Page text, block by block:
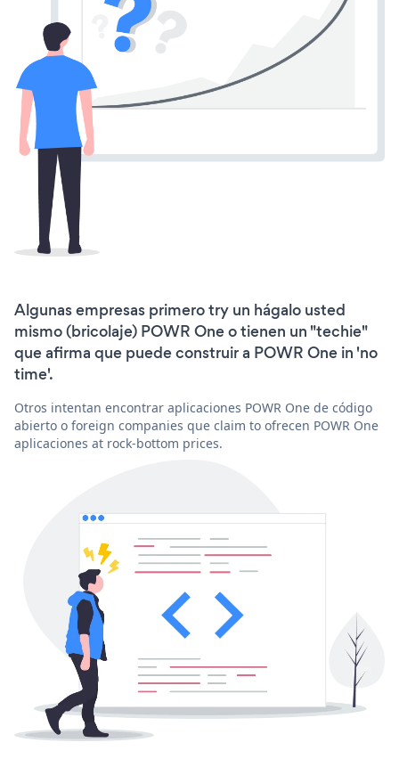
Algunas empresas primero try un hágalo usted
mismo (bricolaje) POWR One o tienen un "techie"
que afirma que puede construir a POWR One in 'no
time'.
Otros intentan encontrar aplicaciones POWR One de código
abierto o foreign companies que claim to ofrecen POWR One
aplicaciones at rock-bottom prices.